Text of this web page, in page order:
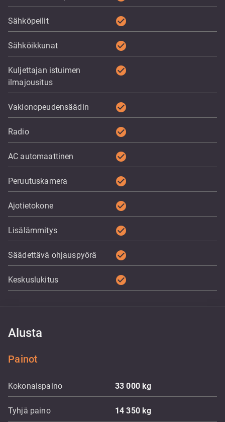
Sähköpeilit check_circle
Sähköikkunat check_circle
Kuljettajan istuimen
ilmajousitus
check_circle
Vakionopeudensäädin check_circle
Radio check_circle
AC automaattinen check_circle
Peruutuskamera check_circle
Ajotietokone check_circle
Lisälämmitys check_circle
Säädettävä ohjauspyörä check_circle
Keskuslukitus check_circle
Alusta
Painot
Kokonaispaino 33 000kg
Tyhjä paino 14 350kg